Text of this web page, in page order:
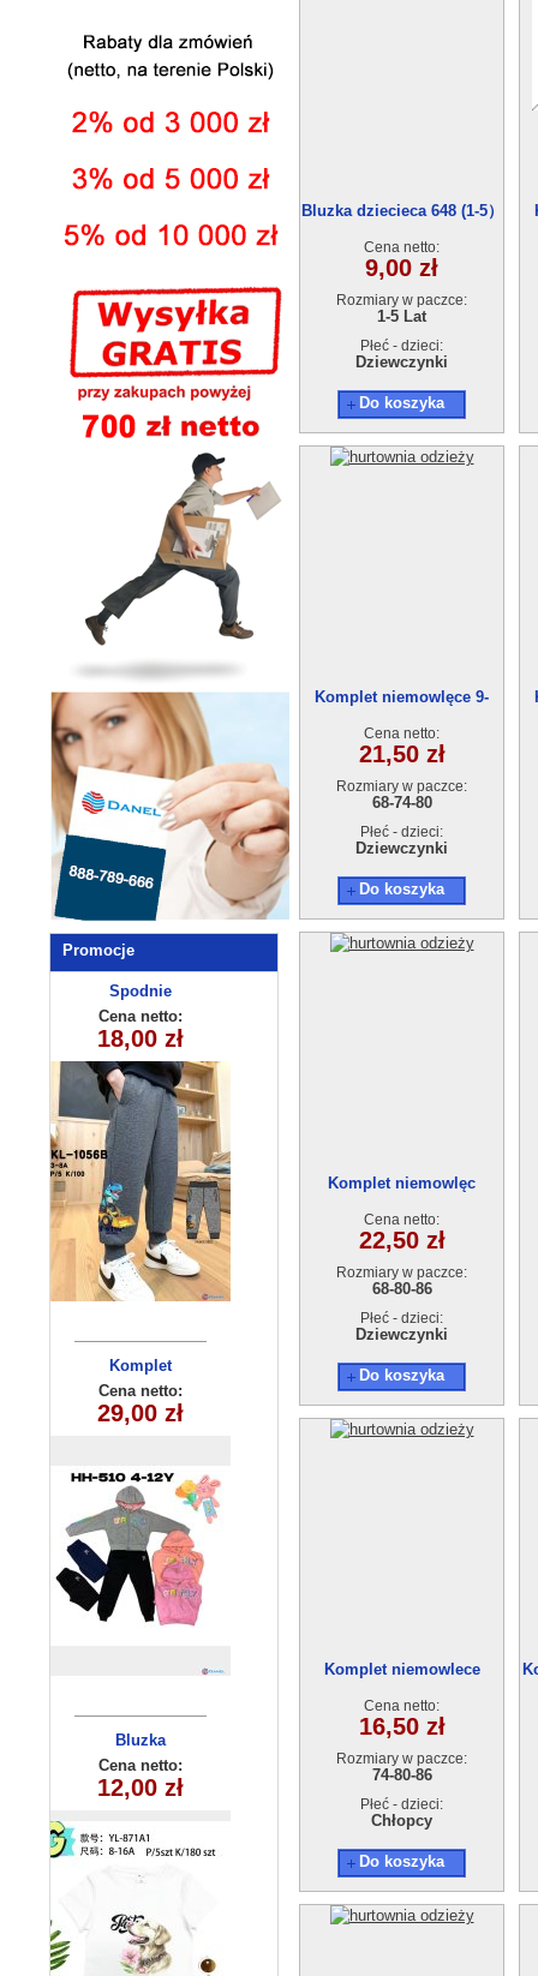
Promocje
Spodnie
dziecięce
KL-1056B
Cena netto:
18,00 zł
Komplet
dziecięcy
HH-510(4-12)
15szt
Cena netto:
29,00 zł
Bluzka
dziecięca
YL-871A1 (8-16)
5 szt
Cena netto:
12,00 zł
sukienka
dziewczęca
(5-8)4szt
Cena netto:
12,00 zł
Bluzka
dziewczęca
(9-12) 4szt
Cena netto:
6,50 zł
Bluzka
dziewczęca
260625-38(6-16)
6szt
Cena netto:
15,00 zł
Bluzka dziecieca 648 (1-5）
Cena netto:
9,00 zł
Rozmiary w paczce:
1-5 Lat
Płeć - dzieci:
Dziewczynki
Do koszyka
Komplet niemowlęce 9-
Cena netto:
21,50 zł
Rozmiary w paczce:
68-74-80
Płeć - dzieci:
Dziewczynki
Do koszyka
Komplet niemowlęc
Cena netto:
22,50 zł
Rozmiary w paczce:
68-80-86
Płeć - dzieci:
Dziewczynki
Do koszyka
Komplet niemowlece
Cena netto:
16,50 zł
Rozmiary w paczce:
74-80-86
Płeć - dzieci:
Chłopcy
Do koszyka